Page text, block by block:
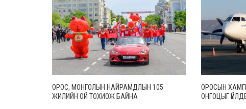
ОРОС, МОНГОЛЫН НАЙРАМДЛЫН 105
ЖИЛИЙН ОЙ ТОХИОЖ БАЙНА
ОРОСЫН
ОНГОЦЫГ